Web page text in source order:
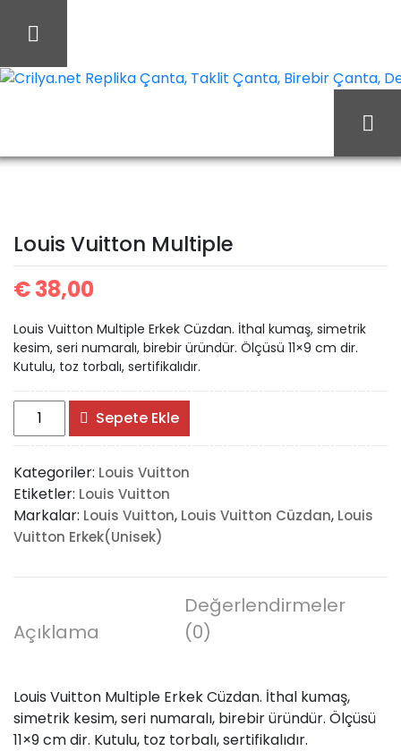
Louis Vuitton Multiple
€38,00
Louis Vuitton Multiple Erkek Cüzdan. İthal kumaş, simetrik
kesim, seri numaralı, birebir üründür. Ölçüsü 11×9 cm dir.
Kutulu, toz torbalı, sertifikalıdır.
Louis
Vuitton
Multiple
adet
Sepete Ekle
Kategoriler: Louis Vuitton
Etiketler: Louis Vuitton
Markalar: Louis Vuitton, Louis Vuitton Cüzdan, Louis
Vuitton Erkek(Unisek)
Açıklama
Değerlendirmeler
(0)
Louis Vuitton Multiple Erkek Cüzdan. İthal kumaş,
simetrik kesim, seri numaralı, birebir üründür. Ölçüsü
11×9 cm dir. Kutulu, toz torbalı, sertifikalıdır.